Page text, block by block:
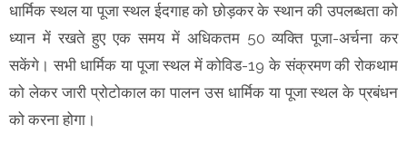
धार्मिक स्थल या पूजा स्थल ईदगाह को छोड़कर के स्थान की उपलब्धता को
ध्यान में रखते हुए एक समय में अधिकतम 50 व्यक्ति पूजा-अर्चना कर
सकेंगे। सभी धार्मिक या पूजा स्थल में कोविड-19 के संक्रमण की रोकथाम
को लेकर जारी प्रोटोकाल का पालन उस धार्मिक या पूजा स्थल के प्रबंधन
को करना होगा।